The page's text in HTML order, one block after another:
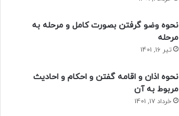
نحوه وضو گرفتن بصورت کامل و مرحله به
مرحله
تیر 16, 1401
نحوه اذان و اقامه گفتن و احکام و احادیث
مربوط به آن
خرداد 17, 1401